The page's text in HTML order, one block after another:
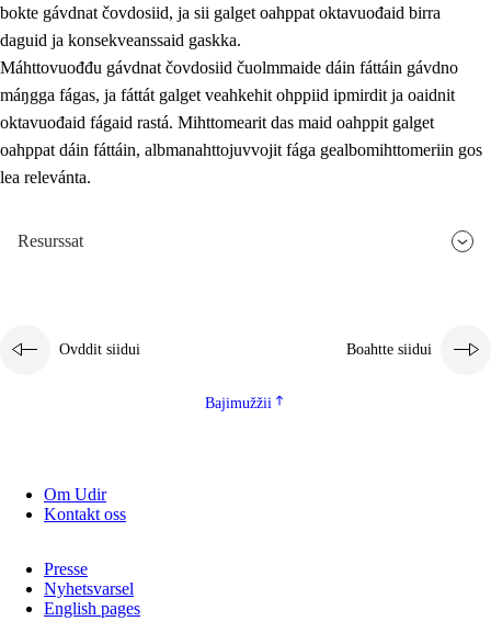
Fágaidrasttideaddji fáttát
2.5 Fágaidrasttideaddji fáttát
2.5.2 Demokratiija ja mielborgárvuohta
2.5.3
bokte gávdnat čovdosiid, ja sii galget oahppat oktavuođaid birra
daguid ja konsekveanssaid gaskka.
Máhttovuođđu gávdnat čovdosiid čuolmmaide dáin fáttáin gávdno
máŋgga fágas, ja fáttát galget veahkehit ohppiid ipmirdit ja oaidnit
oktavuođaid fágaid rastá. Mihttomearit das maid oahppit galget
oahppat dáin fáttáin, albmanahttojuvvojit fága gealbomihttomeriin gos
lea relevánta.
Resurssat
Ovddit siidui Boahtte siidui
Bajimužžii
Om Udir
Kontakt oss
Presse
Nyhetsvarsel
English pages